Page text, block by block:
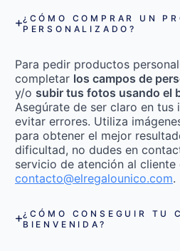
¿CÓMO COMPRAR UN
PERSONALIZADO?
Para pedir productos
completar los campos de
y/o subir tus fotos usando el
Asegúrate de ser claro en tus
evitar errores. Utiliza
para obtener el mejor
dificultad, no dudes en
servicio de atención al cliente
contacto@elregalounico.com.
¿CÓMO CONSEGUIR TU
BIENVENIDA?